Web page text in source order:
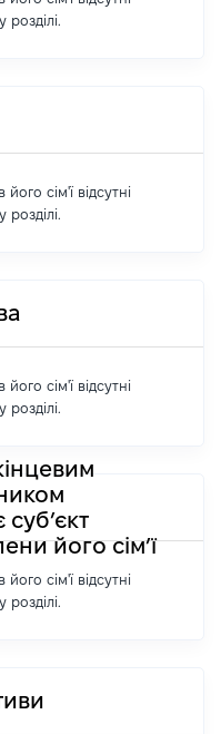
сім'ї відсутні
сім'ї відсутні
його сім’ї
сім'ї відсутні